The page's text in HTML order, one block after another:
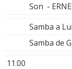
Son -
Samba a
Samba de
11.00